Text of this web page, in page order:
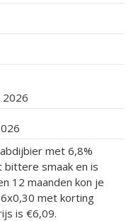
2026
met 6,8%
bittere smaak en is
12 maanden kon je
met korting
is €6,09.